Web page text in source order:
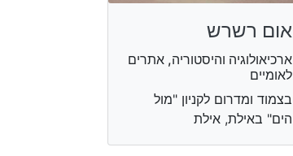
אום רשרש
ארכיאולוגיה והיסטוריה, אתרים
לאומיים
בצמוד ומדרום לקניון "מול
הים" באילת​, אילת